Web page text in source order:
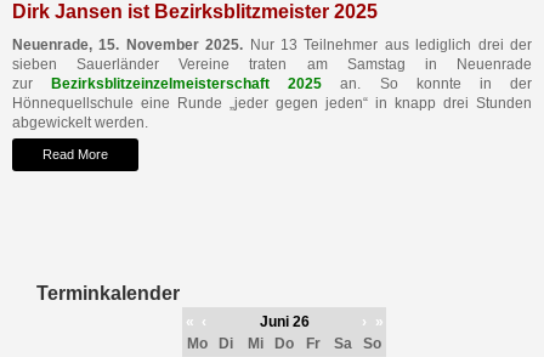
Dirk Jansen ist Bezirksblitzmeister 2025
Neuenrade, 15. November 2025. Nur 13 Teilnehmer aus lediglich drei der
sieben Sauerländer Vereine traten am Samstag in Neuenrade
zur
Bezirksblitzeinzelmeisterschaft 2025 an. So konnte in der
Hönnequellschule eine Runde „jeder gegen jeden“ in knapp drei Stunden
abgewickelt werden.
Read More
Terminkalender
« ‹ Juni 26 ›
»
Mo
Di Mi Do Fr Sa
So